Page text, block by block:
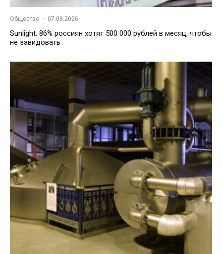
Общество · 07.08.2026
Sunlight: 86% россиян хотят 500 000 рублей в месяц, чтобы
не завидовать